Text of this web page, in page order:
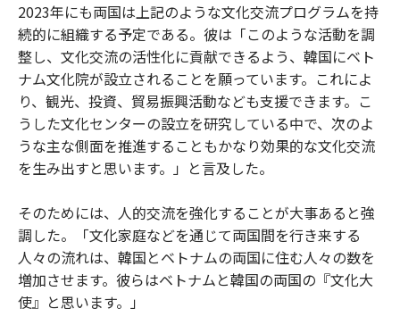
2023年にも両国は上記のような文化交流プログラムを持
続的に組織する予定である。彼は「このような活動を調
整し、文化交流の活性化に貢献できるよう、韓国にベト
ナム文化院が設立されることを願っています。これによ
り、観光、投資、貿易振興活動なども支援できます。こ
うした文化センターの設立を研究している中で、次のよ
うな主な側面を推進することもかなり効果的な文化交流
を生み出すと思います。」と言及した。
そのためには、人的交流を強化することが大事あると強
調した。「文化家庭などを通じて両国間を行き来する
人々の流れは、韓国とベトナムの両国に住む人々の数を
増加させます。彼らはベトナムと韓国の両国の『文化大
使』と思います。」